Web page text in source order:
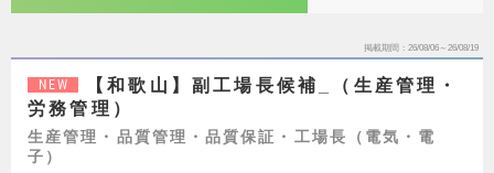
掲載期間 26/08/06～26/08/19
NEW
【和歌山】副工場長候補_（生産管理・
労務管理）
生産管理・品質管理・品質保証・工場長（電気・電
子）